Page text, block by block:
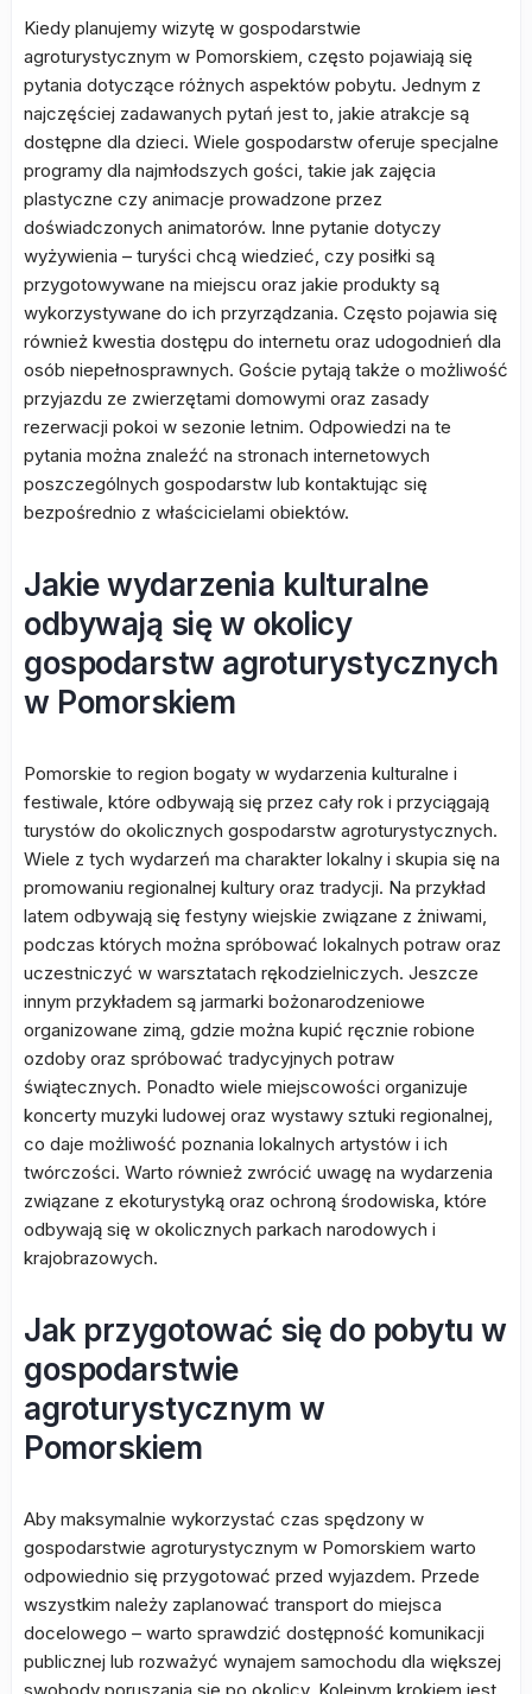
Kiedy planujemy wizytę w gospodarstwie
agroturystycznym w Pomorskiem, często pojawiają się
pytania dotyczące różnych aspektów pobytu. Jednym z
najczęściej zadawanych pytań jest to, jakie atrakcje są
dostępne dla dzieci. Wiele gospodarstw oferuje specjalne
programy dla najmłodszych gości, takie jak zajęcia
plastyczne czy animacje prowadzone przez
doświadczonych animatorów. Inne pytanie dotyczy
wyżywienia – turyści chcą wiedzieć, czy posiłki są
przygotowywane na miejscu oraz jakie produkty są
wykorzystywane do ich przyrządzania. Często pojawia się
również kwestia dostępu do internetu oraz udogodnień dla
osób niepełnosprawnych. Goście pytają także o możliwość
przyjazdu ze zwierzętami domowymi oraz zasady
rezerwacji pokoi w sezonie letnim. Odpowiedzi na te
pytania można znaleźć na stronach internetowych
poszczególnych gospodarstw lub kontaktując się
bezpośrednio z właścicielami obiektów.
Jakie wydarzenia kulturalne
odbywają się w okolicy
gospodarstw agroturystycznych
w Pomorskiem
Pomorskie to region bogaty w wydarzenia kulturalne i
festiwale, które odbywają się przez cały rok i przyciągają
turystów do okolicznych gospodarstw agroturystycznych.
Wiele z tych wydarzeń ma charakter lokalny i skupia się na
promowaniu regionalnej kultury oraz tradycji. Na przykład
latem odbywają się festyny wiejskie związane z żniwami,
podczas których można spróbować lokalnych potraw oraz
uczestniczyć w warsztatach rękodzielniczych. Jeszcze
innym przykładem są jarmarki bożonarodzeniowe
organizowane zimą, gdzie można kupić ręcznie robione
ozdoby oraz spróbować tradycyjnych potraw
świątecznych. Ponadto wiele miejscowości organizuje
koncerty muzyki ludowej oraz wystawy sztuki regionalnej,
co daje możliwość poznania lokalnych artystów i ich
twórczości. Warto również zwrócić uwagę na wydarzenia
związane z ekoturystyką oraz ochroną środowiska, które
odbywają się w okolicznych parkach narodowych i
krajobrazowych.
Jak przygotować się do pobytu w
gospodarstwie
agroturystycznym w
Pomorskiem
Aby maksymalnie wykorzystać czas spędzony w
gospodarstwie agroturystycznym w Pomorskiem warto
odpowiednio się przygotować przed wyjazdem. Przede
wszystkim należy zaplanować transport do miejsca
docelowego – warto sprawdzić dostępność komunikacji
publicznej lub rozważyć wynajem samochodu dla większej